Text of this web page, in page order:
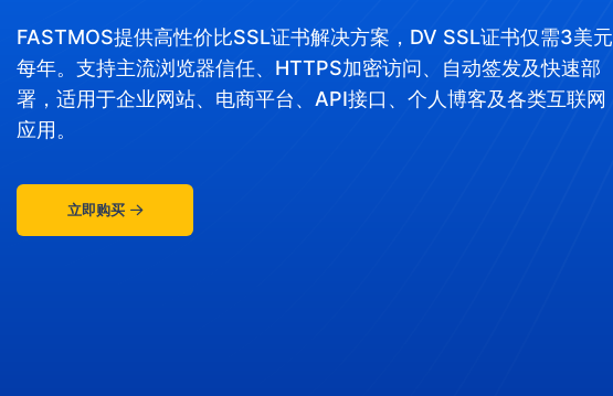
FASTMOS提供高性价比SSL证书解决方案，DV SSL证书仅需3美元
每年。支持主流浏览器信任、HTTPS加密访问、自动签发及快速部
署，适用于企业网站、电商平台、API接口、个人博客及各类互联网
应用。
立即购买